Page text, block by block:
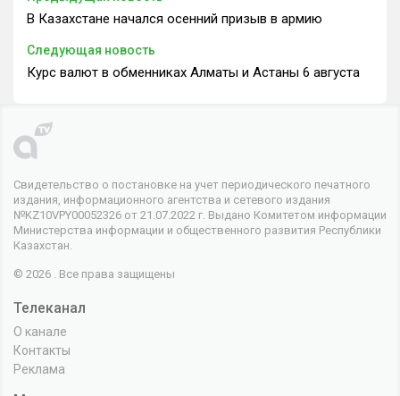
В Казахстане начался осенний призыв в армию
Следующая новость
Курс валют в обменниках Алматы и Астаны 6 августа
Свидетельство о постановке на учет периодического печатного
издания, информационного агентства и сетевого издания
№KZ10VPY00052326 от 21.07.2022 г. Выдано Комитетом информации
Министерства информации и общественного развития Республики
Казахстан.
© 2026 . Все права защищены
Телеканал
О канале
Контакты
Реклама